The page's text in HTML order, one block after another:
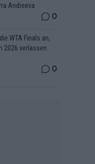
Andreeva
0
WTA Finals an,
2026 verlassen
0